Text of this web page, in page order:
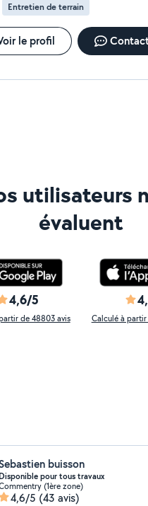
Entretien de terrain
le profil
utilisateurs
évaluent
4,6/5
de 48803 avis Calculé à
buisson
Disponible pour tous travaux
(1ère zone)
4,6/5 (43 avis)